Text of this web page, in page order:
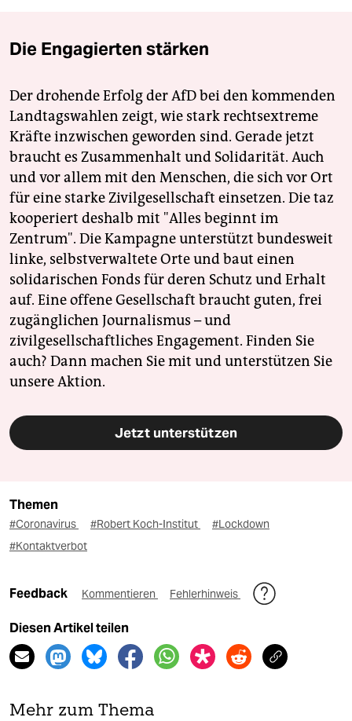
Die Engagierten stärken
Der drohende Erfolg der AfD bei den kommenden
Landtagswahlen zeigt, wie stark rechtsextreme
Kräfte inzwischen geworden sind. Gerade jetzt
braucht es Zusammenhalt und Solidarität. Auch
und vor allem mit den Menschen, die sich vor Ort
für eine starke Zivilgesellschaft einsetzen. Die taz
kooperiert deshalb mit "Alles beginnt im
Zentrum". Die Kampagne unterstützt bundesweit
linke, selbstverwaltete Orte und baut einen
solidarischen Fonds für deren Schutz und Erhalt
auf. Eine offene Gesellschaft braucht guten, frei
zugänglichen Journalismus – und
zivilgesellschaftliches Engagement. Finden Sie
auch? Dann machen Sie mit und unterstützen Sie
unsere Aktion.
Jetzt unterstützen
Themen
#Coronavirus #Robert Koch-Institut
#Lockdown
#Kontaktverbot
Feedback Kommentieren Fehlerhinweis
Diesen Artikel teilen
Mehr zum Thema